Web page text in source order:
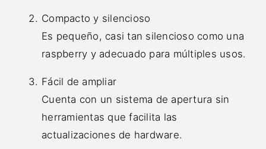
Compacto y silencioso
Es pequeño, casi tan silencioso como una
raspberry y adecuado para múltiples usos.
Fácil de ampliar
Cuenta con un sistema de apertura sin
herramientas que facilita las
actualizaciones de hardware.